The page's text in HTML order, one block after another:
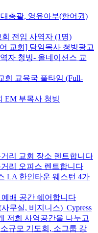
총괄, 영유아부(한어권)
전임 사역자 (1명)
교회] 담임목사 청빙광고
자 청빙- 올네이션스 교
회 교육국 풀타임 (Full-
EM 부목사 청빙
리 교회 장소 렌트합니다
리 오피스 렌트합니다
LA 한인타운 웨스턴 4가
배 공간 쉐어합니다
무실, 비지니스)_Cypress
저희 사역공간을 나누고
규모 기도회, 소그룹 강